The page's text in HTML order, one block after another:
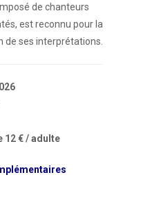
de chanteurs
est reconnu pour la
de ses interprétations.
12 € / adulte